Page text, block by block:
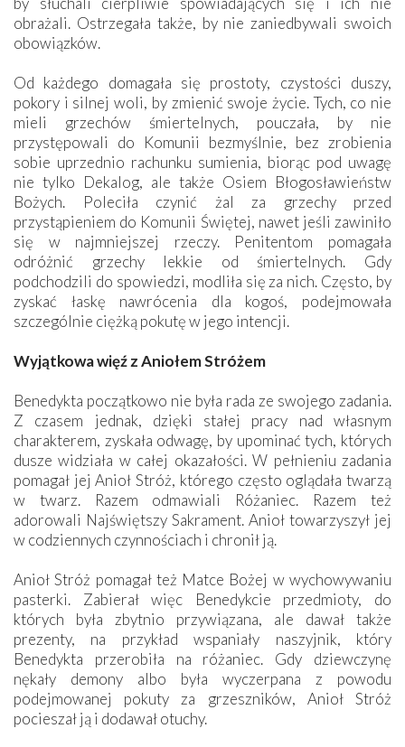
obrażali. Ostrzegała także, by nie zaniedbywali swoich
obowiązków.
Od każdego domagała się prostoty, czystości duszy,
pokory i silnej woli, by zmienić swoje życie. Tych, co nie
mieli grzechów śmiertelnych, pouczała, by nie
przystępowali do Komunii bezmyślnie, bez zrobienia
sobie uprzednio rachunku sumienia, biorąc pod uwagę
nie tylko Dekalog, ale także Osiem Błogosławieństw
Bożych. Poleciła czynić żal za grzechy przed
przystąpieniem do Komunii Świętej, nawet jeśli zawiniło
się w najmniejszej rzeczy. Penitentom pomagała
odróżnić grzechy lekkie od śmiertelnych. Gdy
podchodzili do spowiedzi, modliła się za nich. Często, by
zyskać łaskę nawrócenia dla kogoś, podejmowała
szczególnie ciężką pokutę w jego intencji.
Wyjątkowa więź z Aniołem Stróżem
Benedykta początkowo nie była rada ze swojego zadania.
Z czasem jednak, dzięki stałej pracy nad własnym
charakterem, zyskała odwagę, by upominać tych, których
dusze widziała w całej okazałości. W pełnieniu zadania
pomagał jej Anioł Stróż, którego często oglądała twarzą
w twarz. Razem odmawiali Różaniec. Razem też
adorowali Najświętszy Sakrament. Anioł towarzyszył jej
w codziennych czynnościach i chronił ją.
Anioł Stróż pomagał też Matce Bożej w wychowywaniu
pasterki. Zabierał więc Benedykcie przedmioty, do
których była zbytnio przywiązana, ale dawał także
prezenty, na przykład wspaniały naszyjnik, który
Benedykta przerobiła na różaniec. Gdy dziewczynę
nękały demony albo była wyczerpana z powodu
podejmowanej pokuty za grzeszników, Anioł Stróż
pocieszał ją i dodawał otuchy.